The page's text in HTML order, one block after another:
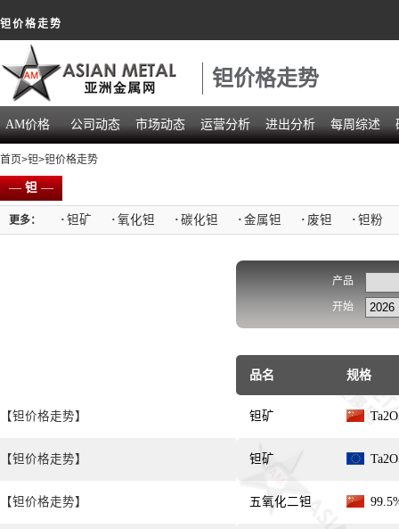
钽价格走势
钽价格走势
AM价格 公司动态 市场动态 运营分析 进出分析 每周综述
首页>钽>钽价格走势
—钽—
更多： · 钽矿 · 氧化钽 · 碳化钽 · 金属钽 · 废钽 · 钽粉
【钽价格走势】
【钽价格走势】
【钽价格走势】
产品
开始
品名 规格
钽矿
钽矿
五氧化二钽